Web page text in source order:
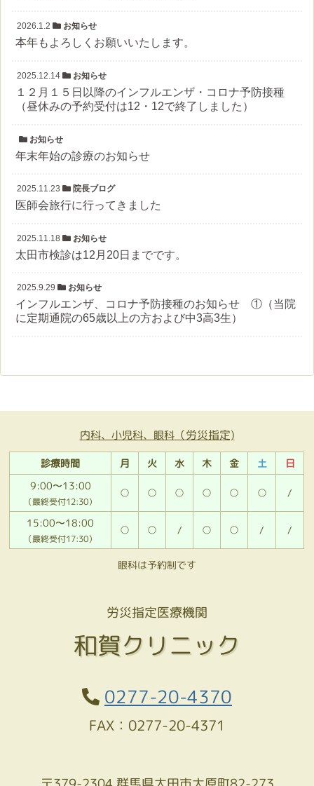
2026.1.2 お知らせ
本年もよろしくお願いいたします。
2025.12.14 お知らせ
１２月１５日以降のインフルエンザ・コロナ予防接種
（昼休みの予約受付は12・12で終了しました）
お知らせ
年末年始の診療のお知らせ
2025.11.23 院長ブログ
医師会旅行に行ってきました
2025.11.18 お知らせ
太田市検診は12月20日までです。
2025.9.29 お知らせ
インフルエンザ、コロナ予防接種のお知らせ ①（当院
に定期通院の65歳以上の方および中3高3生）
内科、小児科、眼科（労災指定)
診療時間 月 火 水 木 金 土
日
9:00〜13:00
（最終受付12:30）
○ ○ ○ ○ ○ ○ /
15:00〜18:00
（最終受付17:30）
○ ○ / ○ ○ / /
眼科は予約制です
労災指定医療機関
和賀クリニック
0277-20-4370
FAX：0277-20-4371